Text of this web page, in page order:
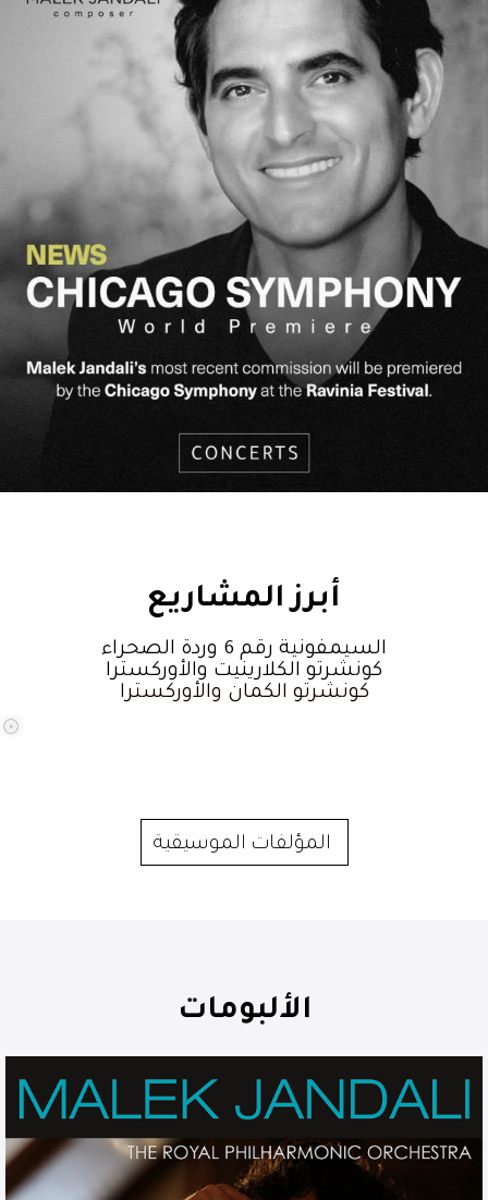
أبرز المشاريع
السيمفونية رقم 6 وردة الصحراء
كونشرتو الكلارينيت والأوركسترا
كونشرتو الكمان والأوركسترا
المؤلفات الموسيقية
الألبومات